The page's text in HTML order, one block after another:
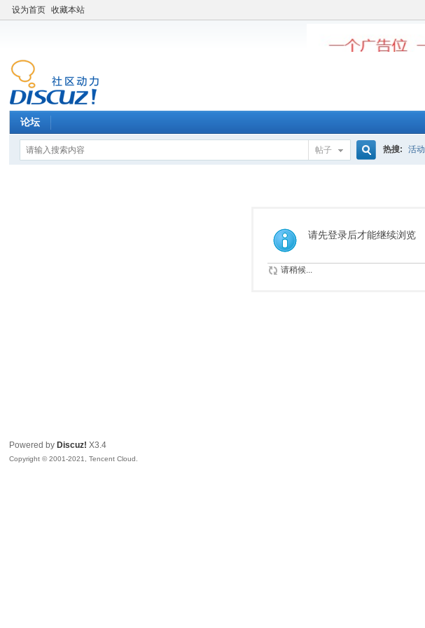
设为首页 收藏本站
论坛
帖子
索
热搜: 活动
请先登录后才能继续浏览
请稍候...
Powered by Discuz! X3.4
Copyright © 2001-2021, Tencent Cloud.